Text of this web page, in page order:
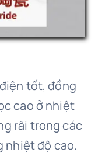
tốt, đồng
cao ở nhiệt
rãi trong các
nhiệt độ cao.